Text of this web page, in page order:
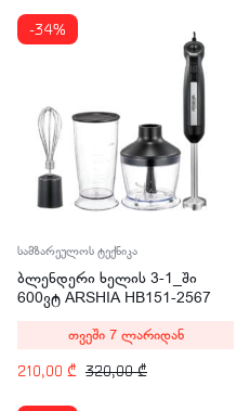
-34%
სამზარეულოს ტექნიკა
ბლენდერი ხელის 3-1_ში
600ვტ ARSHIA HB151-2567
320,00₾
210,00 ₾
თვეში 7 ლარიდან